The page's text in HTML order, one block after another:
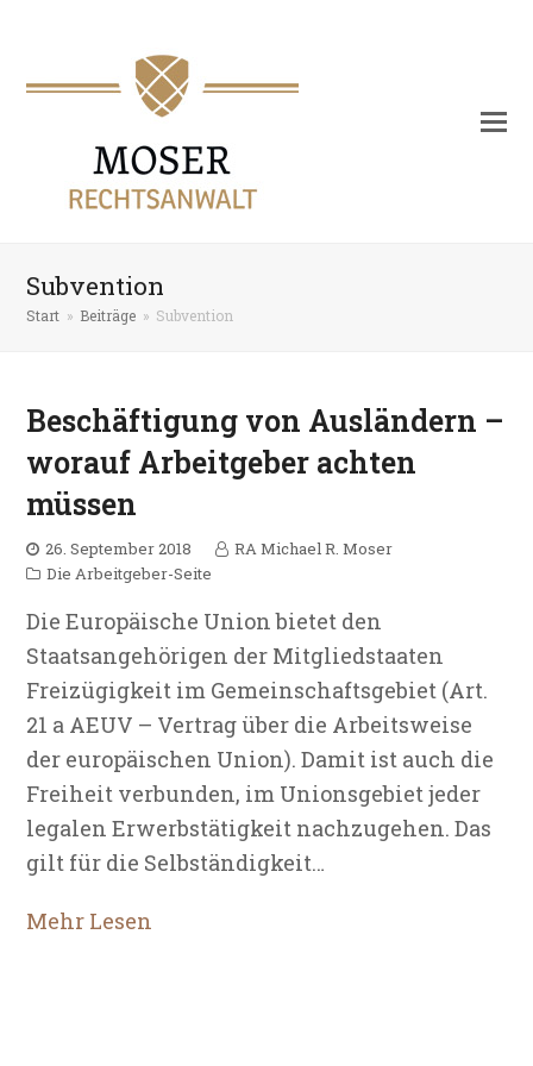
Subvention
Start » Beiträge » Subvention
Beschäftigung von Ausländern –
worauf Arbeitgeber achten
müssen
26. September 2018
RA Michael R. Moser
Die Arbeitgeber-Seite
Die Europäische Union bietet den
Staatsangehörigen der Mitgliedstaaten
Freizügigkeit im Gemeinschaftsgebiet (Art.
21 a AEUV – Vertrag über die Arbeitsweise
der europäischen Union). Damit ist auch die
Freiheit verbunden, im Unionsgebiet jeder
legalen Erwerbstätigkeit nachzugehen. Das
gilt für die Selbständigkeit…
Mehr Lesen